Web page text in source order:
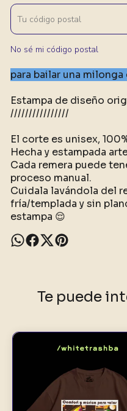
No sé mi código postal
para bailar una
Estampa de diseño
////////////////
El corte es unisex,
Hecha y estampada
Cada remera puede
proceso manual.
Cuidala lavándola del
fría/templada y sin
estampa 😌
Te puede